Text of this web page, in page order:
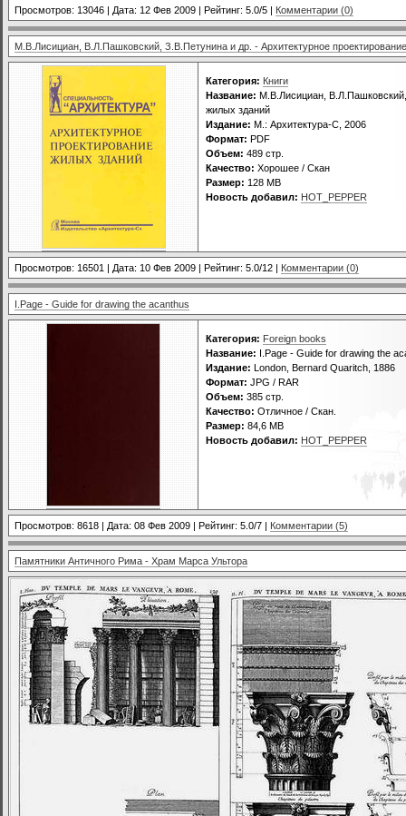
Просмотров: 13046 | Дата: 12 Фев 2009 | Рейтинг: 5.0/5 | Комментарии (0)
М.В.Лисициан, В.Л.Пашковский, З.В.Петунина и др. - Архитектурное
Категория: Книги
Название: М.В.Лисициан, В.Л.Пашковский,
жилых зданий
Издание: М.: Архитектура-С, 2006
Формат: PDF
Объем: 489 стр.
Качество: Хорошее / Скан
Размер: 128 MB
Новость добавил: HOT_PEPPER
Просмотров: 16501 | Дата: 10 Фев 2009 | Рейтинг: 5.0/12 | Комментарии (0)
I.Page - Guide for drawing the acanthus
Категория: Foreign books
Название: I.Page - Guide for drawing the
Издание: London, Bernard Quaritch, 1886
Формат: JPG / RAR
Объем: 385 стр.
Качество: Отличное / Скан.
Размер: 84,6 MB
Новость добавил: HOT_PEPPER
Просмотров: 8618 | Дата: 08 Фев 2009 | Рейтинг: 5.0/7 | Комментарии (5)
Памятники Античного Рима - Храм Марса Ультора